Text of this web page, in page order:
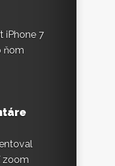
iPhone 7
ňom
zoom